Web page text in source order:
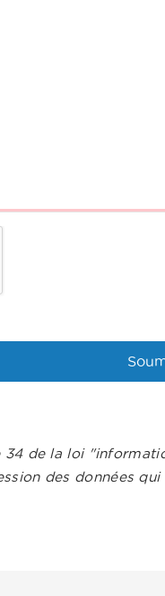
de la loi
des données